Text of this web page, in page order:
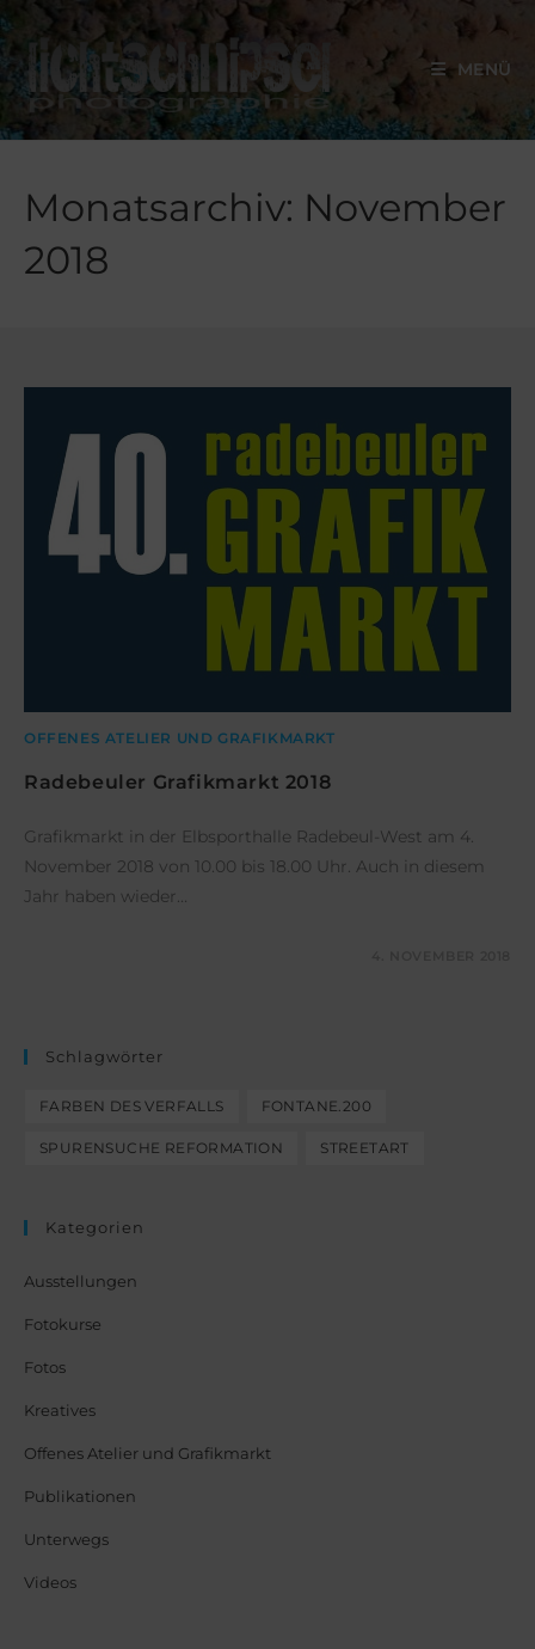
MENÜ
Monatsarchiv: November
2018
OFFENES ATELIER UND GRAFIKMARKT
Radebeuler Grafikmarkt 2018
Grafikmarkt in der Elbsporthalle Radebeul-West am 4.
November 2018 von 10.00 bis 18.00 Uhr. Auch in diesem
Jahr haben wieder…
Schlagwörter
FARBEN DES VERFALLS FONTANE.200
SPURENSUCHE REFORMATION STREETART
Kategorien
Ausstellungen
Fotokurse
Fotos
Kreatives
Offenes Atelier und Grafikmarkt
Publikationen
Unterwegs
Videos